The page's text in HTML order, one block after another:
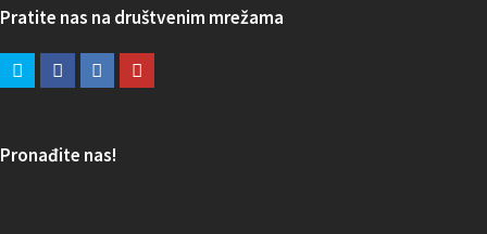
Pratite nas na društvenim mrežama
Pronađite nas!